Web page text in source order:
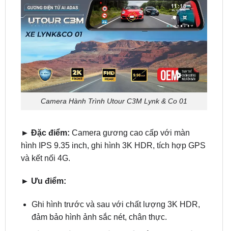
Camera Hành Trình Utour C3M Lynk & Co 01
► Đặc điểm:Camera gương cao cấp với màn
và kết nối 4G.
► Ưu điểm:
Ghi hình trước và sau với chất lượng 3K HDR,
Tích hợp tính năng điều khiển bằng giọng nói,
hỗ trợ lái xe an toàn với ADAS.